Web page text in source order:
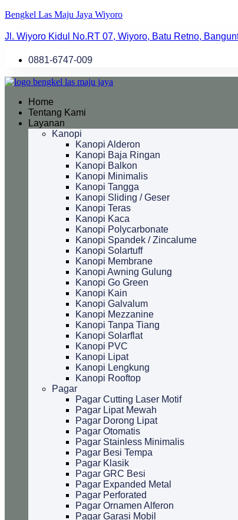
Bengkel Las Maju Jaya Wiyoro
Jl. Wiyoro Kidul No.RT 07, Wiyoro, Batu Retno,
0881-6747-009
Home
Tentang Kami
Layanan
Kanopi
Kanopi Alderon
Kanopi Baja Ringan
Kanopi Balkon
Kanopi Minimalis
Kanopi Tangga
Kanopi Sliding / Geser
Kanopi Teras
Kanopi Kaca
Kanopi Polycarbonate
Kanopi Spandek / Zincalume
Kanopi Solartuff
Kanopi Membrane
Kanopi Awning Gulung
Kanopi Go Green
Kanopi Kain
Kanopi Galvalum
Kanopi Mezzanine
Kanopi Tanpa Tiang
Kanopi Solarflat
Kanopi PVC
Kanopi Lipat
Kanopi Lengkung
Kanopi Rooftop
Pagar
Pagar Cutting Laser Motif
Pagar Lipat Mewah
Pagar Dorong Lipat
Pagar Otomatis
Pagar Stainless Minimalis
Pagar Besi Tempa
Pagar Klasik
Pagar GRC Besi
Pagar Expanded Metal
Pagar Perforated
Pagar Ornamen Alferon
Pagar Garasi Mobil